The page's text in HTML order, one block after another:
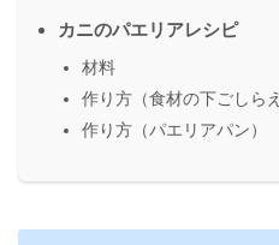
カニのパエリアレシピ
材料
作り方（食材の下ごしらえ
作り方（パエリアパン）